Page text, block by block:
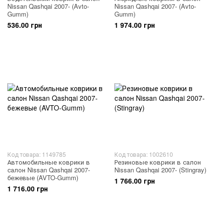
Nissan Qashqai 2007- (Avto-
Gumm)
536.00 грн
Nissan Qashqai 2007- (Avto-
Gumm)
1 974.00 грн
Код товара: 1149785
Автомобильные коврики в
салон Nissan Qashqai 2007-
бежевые (AVTO-Gumm)
1 716.00 грн
Код товара: 1002610
Резиновые коврики в салон
Nissan Qashqai 2007- (Stingray)
1 766.00 грн